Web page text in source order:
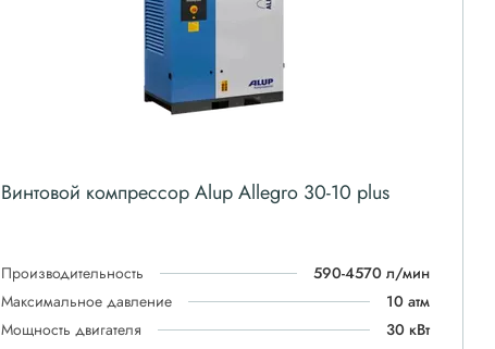
Винтовой компрессор Alup Allegro 30-10 plus
Производительность
590-4570 л/мин
Максимальное давление
10 атм
Мощность двигателя
30 кВт